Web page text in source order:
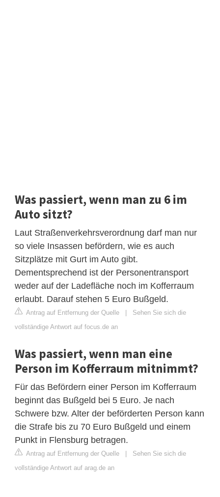
Was passiert, wenn man zu 6 im
Auto sitzt?
Laut Straßenverkehrsverordnung darf man nur
so viele Insassen befördern, wie es auch
Sitzplätze mit Gurt im Auto gibt.
Dementsprechend ist der Personentransport
weder auf der Ladefläche noch im Kofferraum
erlaubt. Darauf stehen 5 Euro Bußgeld.
Antrag auf Entfernung der Quelle
Sehen Sie sich die
vollständige Antwort auf focus.de an
Was passiert, wenn man eine
Person im Kofferraum mitnimmt?
Für das Befördern einer Person im Kofferraum
beginnt das Bußgeld bei 5 Euro. Je nach
Schwere bzw. Alter der beförderten Person kann
die Strafe bis zu 70 Euro Bußgeld und einem
Punkt in Flensburg betragen.
Antrag auf Entfernung der Quelle
Sehen Sie sich die
vollständige Antwort auf arag.de an